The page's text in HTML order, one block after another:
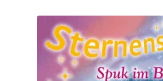
Galerie